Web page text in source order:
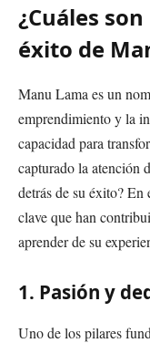
¿Cuáles
éxito de
Manu Lama es un
emprendimiento y la
capacidad para
capturado la atención
detrás de su éxito? En
clave que han
aprender de su
1. Pasión y
Uno de los pilares